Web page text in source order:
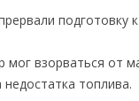
подготовку
мог взорваться от
недостатка топлива.